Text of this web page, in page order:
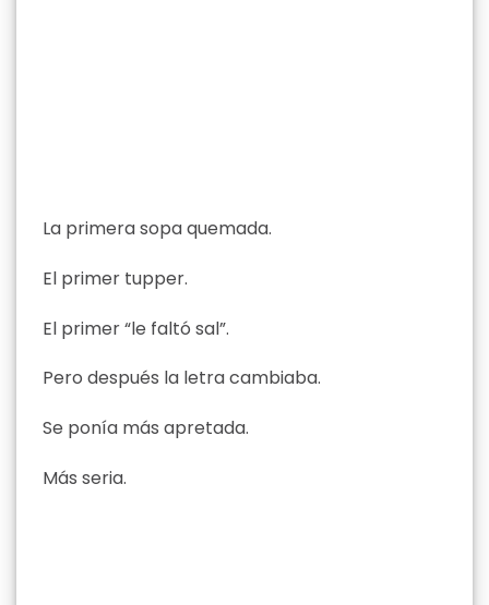
La primera sopa quemada.
El primer tupper.
El primer “le faltó sal”.
Pero después la letra cambiaba.
Se ponía más apretada.
Más seria.